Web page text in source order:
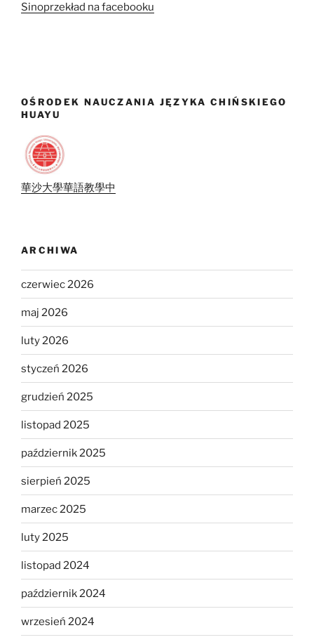
Sinoprzekład na facebooku
OŚRODEK NAUCZANIA JĘZYKA CHIŃSKIEGO
HUAYU
華沙大學華語教學中
ARCHIWA
czerwiec 2026
maj 2026
luty 2026
styczeń 2026
grudzień 2025
listopad 2025
październik 2025
sierpień 2025
marzec 2025
luty 2025
listopad 2024
październik 2024
wrzesień 2024